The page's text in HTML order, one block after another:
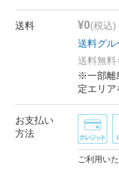
送料 ¥0(税込)
送料グル
送料無料
※一部離
定エリア
お支払い
方法
ご利用い